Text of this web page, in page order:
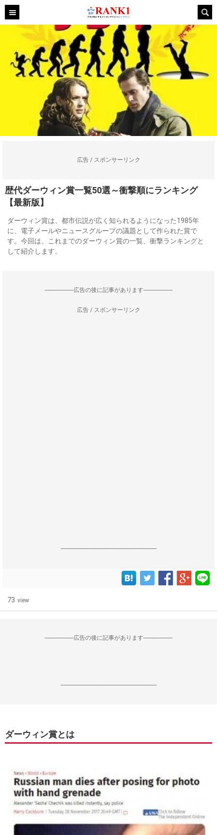
広告 / スポンサーリンク
歴代ダーウィン賞一覧50選～衝撃順にランキング
【最新版】
ダーウィン賞は、都市伝説が広く知られるようになった1985年
に、電子メールやニュースグループの議題として作られた賞で
す。今回は、これまでのダーウィン賞の一覧、衝撃ランキングと
して紹介します。
--------------------広告の後に記事があります--------------------
広告 / スポンサーリンク
------------------------------------------------------------------
73 view
--------------------広告の後に記事があります--------------------
------------------------------------------------------------------
ダーウィン賞とは